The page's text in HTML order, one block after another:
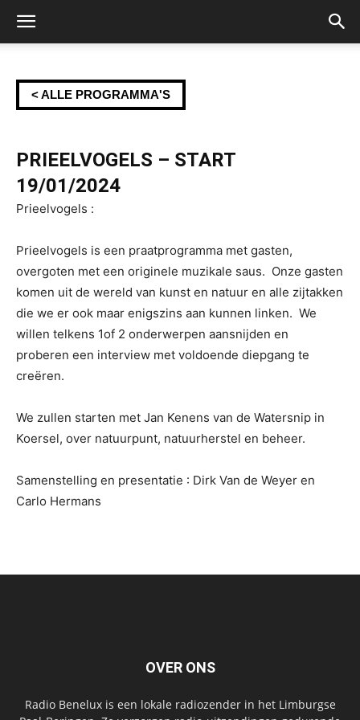
< ALLE PROGRAMMA'S
PRIEELVOGELS – START
19/01/2024
Prieelvogels :
Prieelvogels is een praatprogramma met gasten,
overgoten met een originele muzikale saus. Onze gasten
komen uit de wereld van kunst en natuur en alle zijtakken
die we er ook maar enigszins aan kunnen linken. We
willen telkens 1of 2 onderwerpen aansnijden en
proberen een interview met voldoende diepgang te
creëren.
We zullen starten met Jan Kenens van de Watersnip in
Koersel, over natuurpunt, natuurherstel en beheer.
Samenstelling en presentatie : Dirk Van de Weyer en
Carlo Hermans
OVER ONS
Radio Benelux is een lokale radiozender in het Limburgse